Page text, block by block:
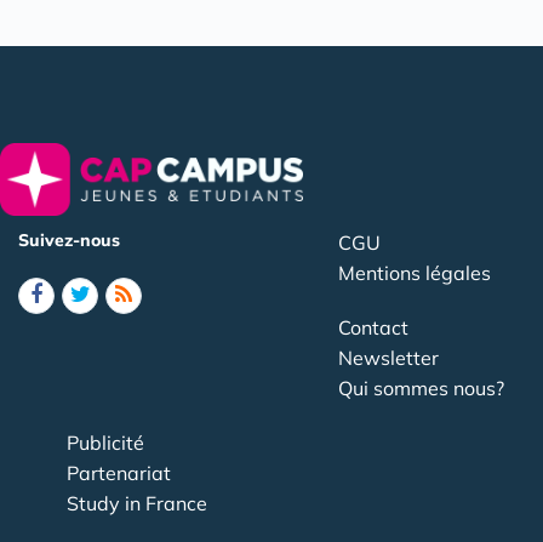
Suivez-nous
CGU
Mentions légales
Contact
Newsletter
Qui sommes nous?
Publicité
Partenariat
Study in France